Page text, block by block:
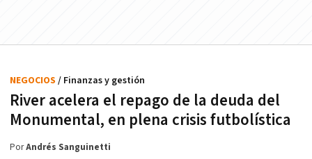
River acelera el repago de la deuda del
Monumental, en plena crisis futbolística
NEGOCIOS / Finanzas y gestión
PorAndrés Sanguinetti